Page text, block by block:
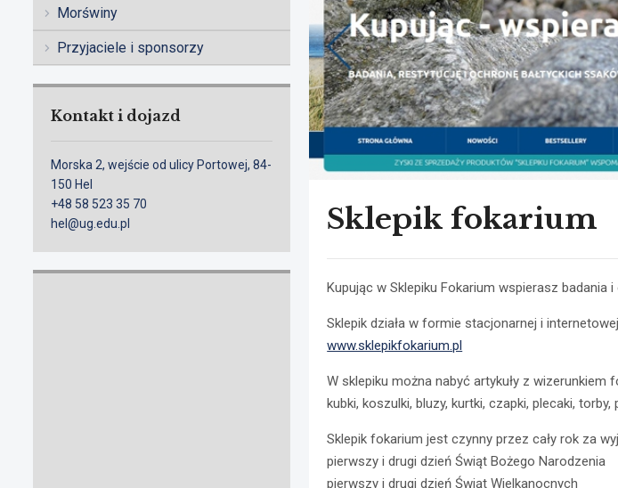
Morświny
Przyjaciele i sponsorzy
Kontakt i dojazd
Morska 2, wejście od ulicy Portowej, 84-
150 Hel
+48 58 523 35 70
hel@ug.edu.pl
Sklepik fokarium
Kupując w Sklepiku Fokarium wspierasz badania
Sklepik działa w formie stacjonarnej i
www.sklepikfokarium.pl
W sklepiku można nabyć artykuły z wizerunkiem
kubki, koszulki, bluzy, kurtki, czapki, plecaki,
Sklepik fokarium jest czynny przez cały rok za
pierwszy i drugi dzień Świąt Bożego Narodzenia
pierwszy i drugi dzień Świąt Wielkanocnych